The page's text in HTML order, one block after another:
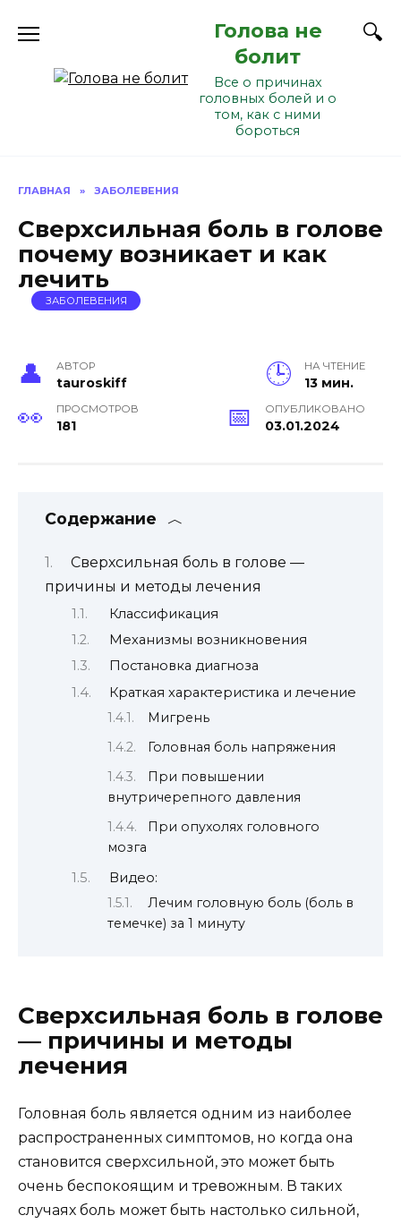
Голова не
болит
Все о причинах
головных болей и о
том, как с ними
бороться
ГЛАВНАЯ » ЗАБОЛЕВЕНИЯ
Сверхсильная боль в голове
почему возникает и как
лечить
ЗАБОЛЕВЕНИЯ
АВТОР
tauroskiff
НА ЧТЕНИЕ
13 мин.
ПРОСМОТРОВ
181
ОПУБЛИКОВАНО
03.01.2024
Содержание
Сверхсильная боль в голове —
причины и методы лечения
Классификация
Механизмы возникновения
Постановка диагноза
Краткая характеристика и лечение
Мигрень
Головная боль напряжения
При повышении
внутричерепного давления
При опухолях головного
мозга
Видео:
Лечим головную боль (боль в
темечке) за 1 минуту
Сверхсильная боль в голове
— причины и методы
лечения
Головная боль является одним из наиболее
распространенных симптомов, но когда она
становится сверхсильной, это может быть
очень беспокоящим и тревожным. В таких
случаях боль может быть настолько сильной,